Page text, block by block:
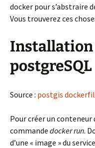
docker pour s’abstraire
Vous trouverez ces
Installation
postgreSQL
Source : postgis
Pour créer un
commande docker run.
d’une « image » du